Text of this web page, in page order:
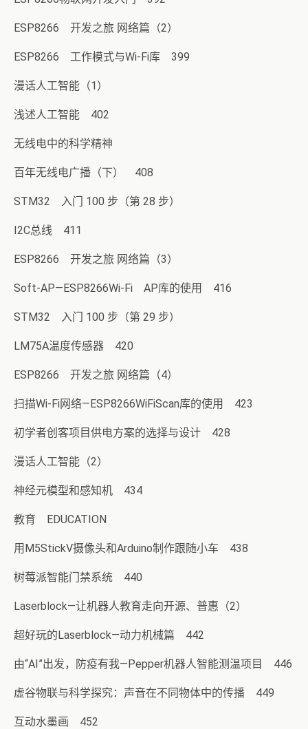
ESP8266 开发之旅 网络篇（2）
ESP8266 工作模式与Wi-Fi库 399
漫话人工智能（1）
浅述人工智能 402
无线电中的科学精神
百年无线电广播（下） 408
STM32 入门 100 步（第 28 步）
I2C总线 411
ESP8266 开发之旅 网络篇（3）
Soft-AP—ESP8266Wi-Fi AP库的使用 416
STM32 入门 100 步（第 29 步）
LM75A温度传感器 420
ESP8266 开发之旅 网络篇（4）
扫描Wi-Fi网络—ESP8266WiFiScan库的使用 423
初学者创客项目供电方案的选择与设计 428
漫话人工智能（2）
神经元模型和感知机 434
教育 EDUCATION
用M5StickV摄像头和Arduino制作跟随小车 438
树莓派智能门禁系统 440
Laserblock—让机器人教育走向开源、普惠（2）
超好玩的Laserblock—动力机械篇 442
由“AI”出发，防疫有我—Pepper机器人智能测温项目 446
虚谷物联与科学探究：声音在不同物体中的传播 449
互动水墨画 452